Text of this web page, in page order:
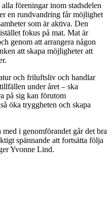
föreningar inom stadsdelen
en rundvandring får möjlighet
som är aktiva. Den
fokus på mat. Mat är
genom att arrangera någon
att skapa möjligheter att
och friluftsliv och handlar
under året – ska
på sig kan förutom
öka tryggheten och skapa
i genomförandet går det bra
spännande att fortsätta följa
Yvonne Lind.